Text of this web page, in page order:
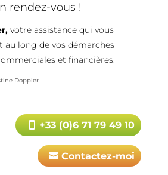
rendez-vous !
votre assistance qui vous
au long de vos démarches
et financières.
Doppler
+33 (0)6 71 79 49 10
Contactez-moi